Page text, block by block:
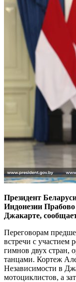
Президент
Индонезии
Джакарте,
Переговорам
встречи с участием
гимнов двух стран,
танцами. Кортеж
Независимости в
мотоциклистов, а